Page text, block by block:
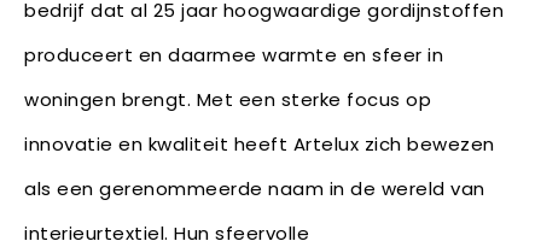
bedrijf dat al 25 jaar hoogwaardige gordijnstoffen
produceert en daarmee warmte en sfeer in
woningen brengt. Met een sterke focus op
innovatie en kwaliteit heeft Artelux zich bewezen
als een gerenommeerde naam in de wereld van
interieurtextiel. Hun sfeervolle